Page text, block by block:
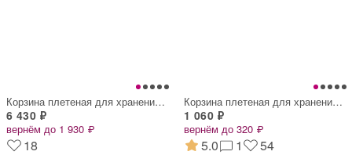
Корзина плетеная для хранения, ива, прям
6 430 ₽
вернём до 1 930 ₽
18
Корзина плетеная для хранения casa, бамб
1 060 ₽
вернём до 320 ₽
5.0 1 54